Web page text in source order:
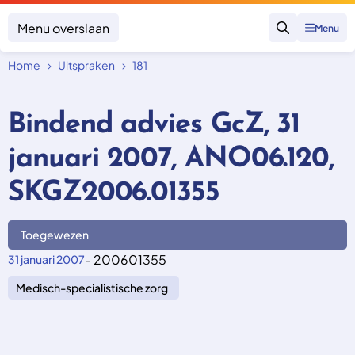
Menu overslaan
Zoeken
Menu
Onderwerpen
Zorgverzekering afsluiten
Vergoeding van zorg
Zorg in het buitenland
Geen zorgverzekering
Focus en impact
Uitspraken
Over SKGZ
Nieuws
Home Uitspraken 181
Bindend advies GcZ, 31
januari 2007, ANO06.120,
SKGZ2006.01355
Toegewezen
31 januari 2007- 200601355
Medisch-specialistische zorg